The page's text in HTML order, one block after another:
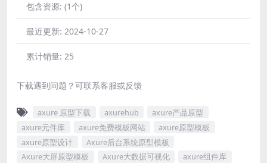
包含资源: (1个)
最近更新: 2024-10-27
累计销量: 25
下载遇到问题？可联系客服或反馈
axure 原型下载 axurehub
axure产品原型
axure元件库
axure免费模板网站
axure原型模板
axure原型设计
Axure后台系统原型模板
Axure大屏原型模板
Axure大数据可视化
axure组件库